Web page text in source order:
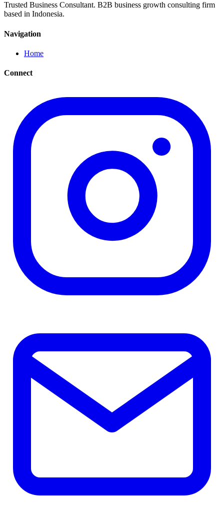
Trusted Business Consultant. B2B business growth consulting firm
based in Indonesia.
Navigation
Home
Connect